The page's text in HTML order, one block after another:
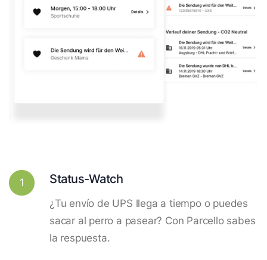
1 Status-Watch
¿Tu envío de UPS llega a tiempo o puedes
sacar al perro a pasear? Con Parcello sabes
la respuesta.